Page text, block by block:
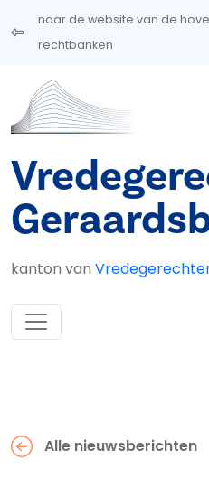
Overslaan en naar de inhoud
naar de website van de
rechtbanken
kanton van
Alle nieuwsberichten